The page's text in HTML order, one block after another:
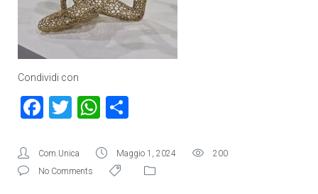
Condividi con
Facebook
TwitterWhatsApp
Com.Unica Maggio 1, 2024
200
No Comments